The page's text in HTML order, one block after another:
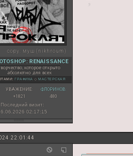
copy: муш (nikhroum)
RENAISSANCE
которое открыто
абсолютно для всех
ГРАФИКА ◇МАСТЕРСКАЯ
УВАЖЕНИЕ:
+1821
ФЛОРИНОВ:
480
Последний визит:
02:17:15
22:01:44